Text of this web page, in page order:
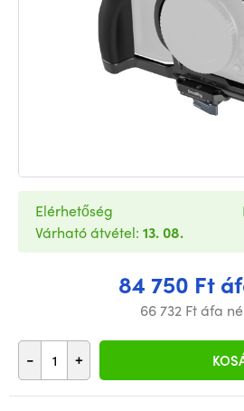
84 750 Ft
66 732 Ft áfa
- +
Elérhetőség
Várható átvétel: 13. 08.